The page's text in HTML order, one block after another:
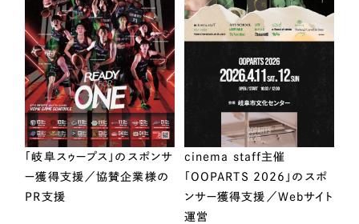
「岐阜スゥープス」のスポンサ
ー獲得支援／協賛企業様の
PR支援
cinema staff主催
「OOPARTS 2026」のスポ
ンサー獲得支援／Webサイト
運営